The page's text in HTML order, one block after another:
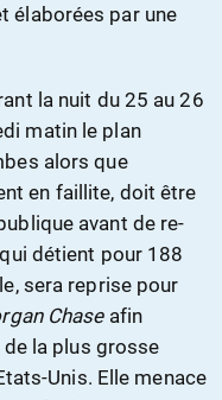
élaborées par une
la nuit du 25 au 26
matin le plan
alors que
en faillite, doit être
avant de re-
détient pour 188
sera reprise pour
Chaseafin
de la plus grosse
Unis. Elle menace